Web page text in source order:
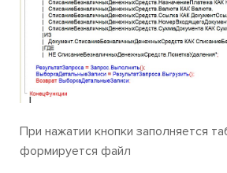
При нажатии кнопки заполняется
формируется файл